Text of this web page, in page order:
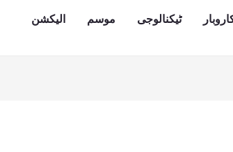
ٹیکنالوجی موسم
الیکشن